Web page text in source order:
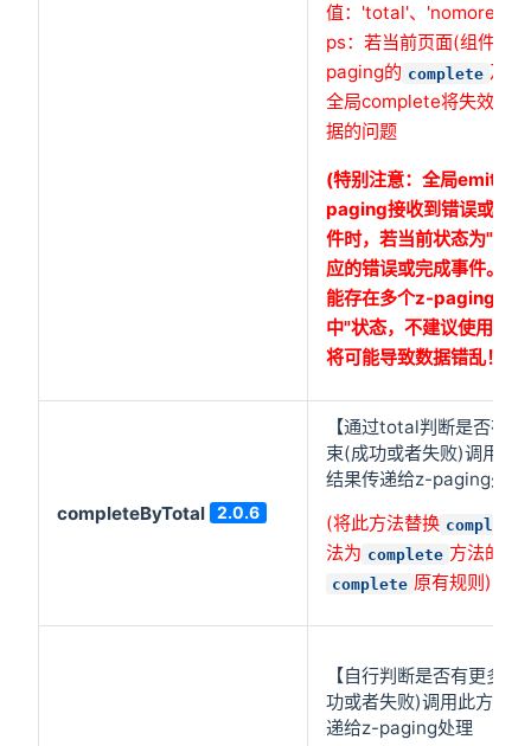
值：'total'、'nomore'、
ps：若当前页面(组件示
paging的 complete 及相
全局complete将失效，
据的问题
(特别注意：全局emit的
paging接收到错误或完
件时，若当前状态为"加
应的错误或完成事件。因
能存在多个z-paging实
中"状态，不建议使用全
将可能导致数据错乱！)
completeByTotal 2.0.6
【通过total判断是否有
束(成功或者失败)调用此
结果传递给z-paging处理
(将此方法替换 complete
法为 complete 方法的功
complete 原有规则)
【自行判断是否有更多
功或者失败)调用此方法
递给z-paging处理